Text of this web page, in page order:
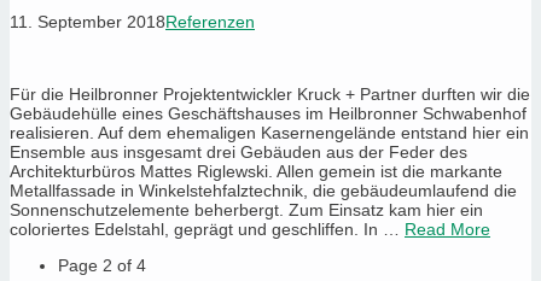
11. September 2018Referenzen
Für die Heilbronner Projektentwickler Kruck + Partner durften wir die
Gebäudehülle eines Geschäftshauses im Heilbronner Schwabenhof
realisieren. Auf dem ehemaligen Kasernengelände entstand hier ein
Ensemble aus insgesamt drei Gebäuden aus der Feder des
Architekturbüros Mattes Riglewski. Allen gemein ist die markante
Metallfassade in Winkelstehfalztechnik, die gebäudeumlaufend die
Sonnenschutzelemente beherbergt. Zum Einsatz kam hier ein
coloriertes Edelstahl, geprägt und geschliffen. In … Read More
Page 2 of 4